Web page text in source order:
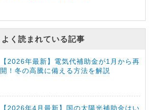
よく読まれている記事
【2026年最新】電気代補助金が1月から再
開！冬の高騰に備える方法を解説
【2026年4月最新】国の太陽光補助金はい